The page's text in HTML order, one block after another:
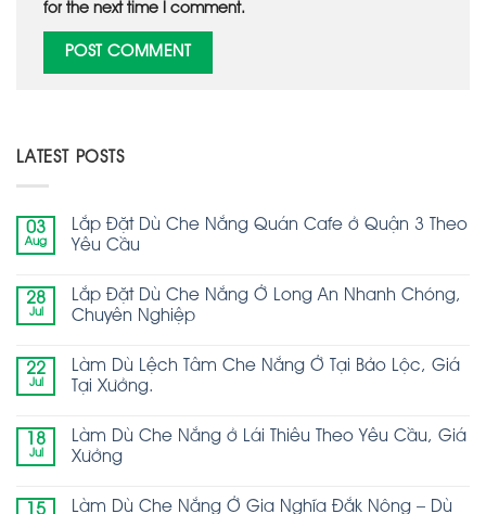
for the next time I comment.
LATEST POSTS
03
Aug
Lắp Đặt Dù Che Nắng Quán Cafe ở Quận 3 Theo
Yêu Cầu
28
Jul
Lắp Đặt Dù Che Nắng Ở Long An Nhanh Chóng,
Chuyên Nghiệp
22
Jul
Làm Dù Lệch Tâm Che Nắng Ở Tại Bảo Lộc, Giá
Tại Xưởng.
18
Jul
Làm Dù Che Nắng ở Lái Thiêu Theo Yêu Cầu, Giá
Xưởng
15
Làm Dù Che Nắng Ở Gia Nghĩa Đắk Nông – Dù